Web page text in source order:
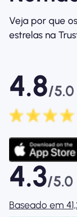
Veja por que
estrelas na
4.8/5.0
4.3/5.0
Baseado em